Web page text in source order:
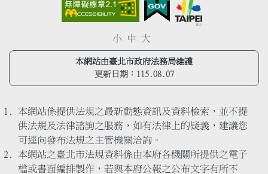
小 中 大
本網站由臺北市政府法務局維護
更新日期： 115.08.07
本網站係提供法規之最新動態資訊及資料檢索，並不提
供法規及法律諮詢之服務，如有法律上的疑義，建議您
可逕向發布法規之主管機關洽詢。
本網站之臺北市法規資料係由本府各機關所提供之電子
檔或書面編排製作，若與本府公報之公布文字有所不